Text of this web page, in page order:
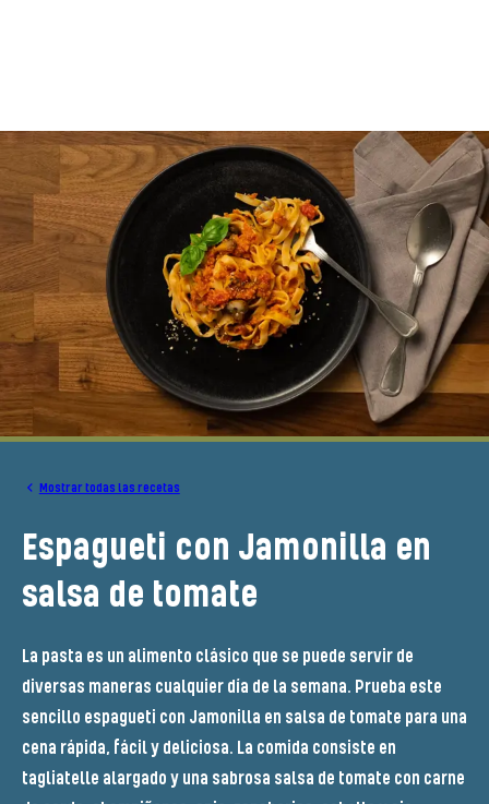
Mostrar todas las recetas
Espagueti con Jamonilla en
salsa de tomate
La pasta es un alimento clásico que se puede servir de
diversas maneras cualquier día de la semana. Prueba este
sencillo espagueti con Jamonilla en salsa de tomate para una
cena rápida, fácil y deliciosa. La comida consiste en
tagliatelle alargado y una sabrosa salsa de tomate con carne